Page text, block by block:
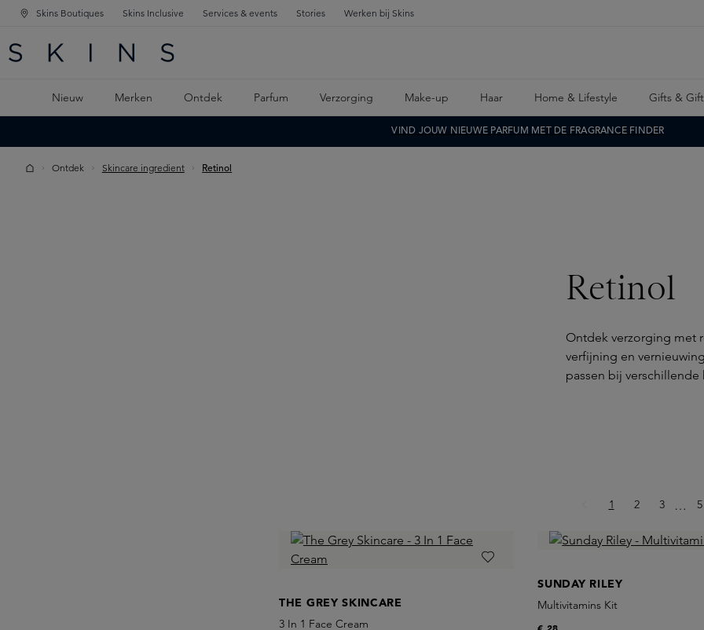
NAVIGATIE
DE HOOFDINHOUD
Skins Boutiques Skins Inclusive Services & events Stories Werken bij Skins
Nieuw Merken Ontdek Parfum Verzorging Make-up Haar Home & Lifestyle Gifts &
VIND JOUW NIEUWE PARFUM MET DE FRAGRANCE FINDER
Ontdek Skincare ingredient Retinol
Retinol
Ontdek verzorging met
verfijning en
passen bij verschillende
Pagina
1 Pagina
2 Pagina
3 Ellipsis
… 5
THE GREY SKINCARE
3 In 1 Face Cream
SUNDAY RILEY
Multivitamins Kit